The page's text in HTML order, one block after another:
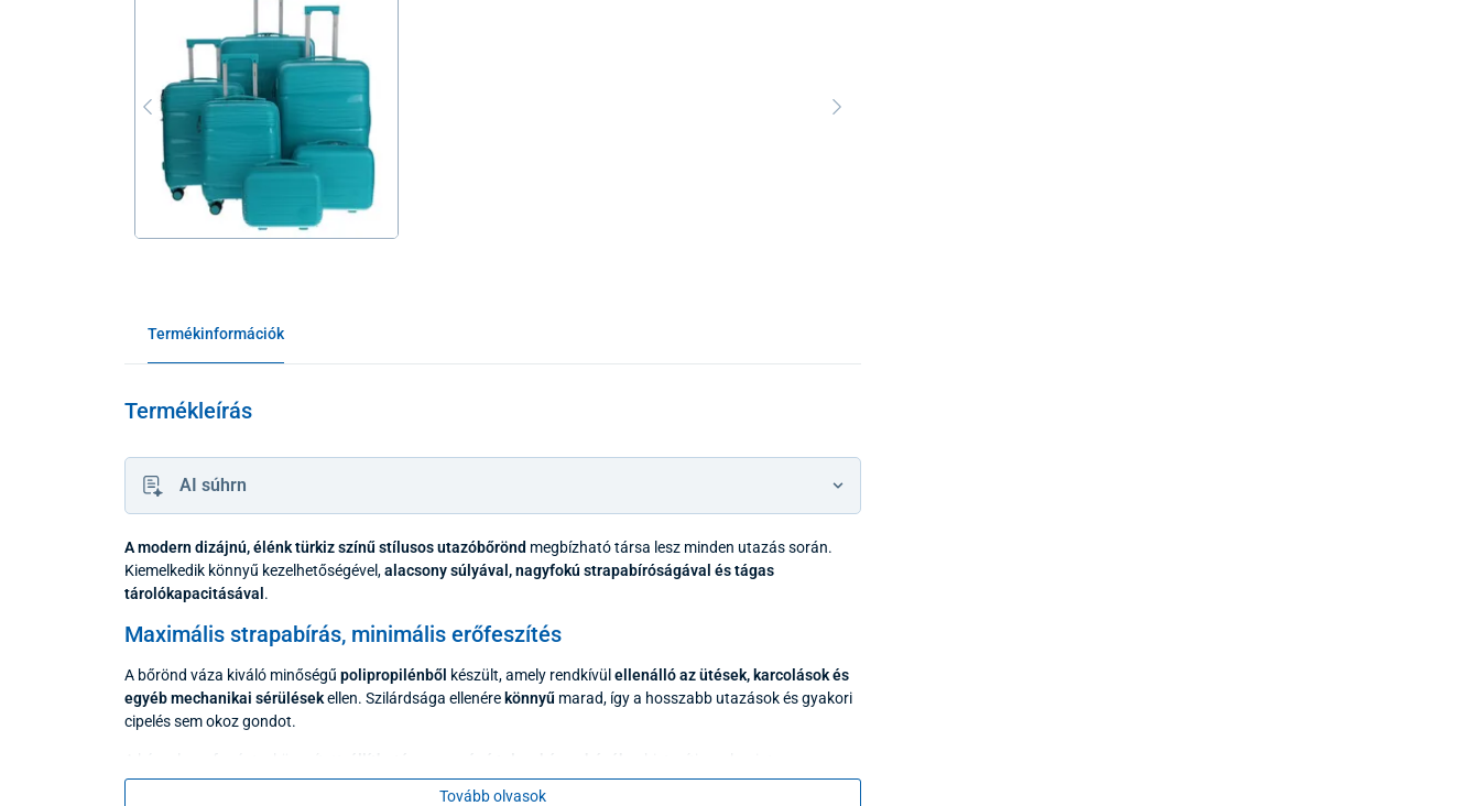
Termékinformációk
Termékleírás
AI súhrn
A modern dizájnú, élénk türkiz színű stílusos utazóbőrönd megbízható társa lesz minden utazás során.
Kiemelkedik könnyű kezelhetőségével,alacsony súlyával, nagyfokú strapabíróságával és tágas
tárolókapacitásával .
Maximális strapabírás, minimális erőfeszítés
A bőrönd váza kiváló minőségű polipropilénből készült, amely rendkívül ellenálló az ütések, karcolások és
egyéb mechanikai sérülésekellen. Szilárdsága ellenére könnyűmarad, így a hosszabb utazások és gyakori
cipelés sem okoz gondot.
megerősített oldalsó fogantyúk csúszásgátló gumibevonattalis hozzájárulnak a komfortos használathoz.
Tovább olvasok